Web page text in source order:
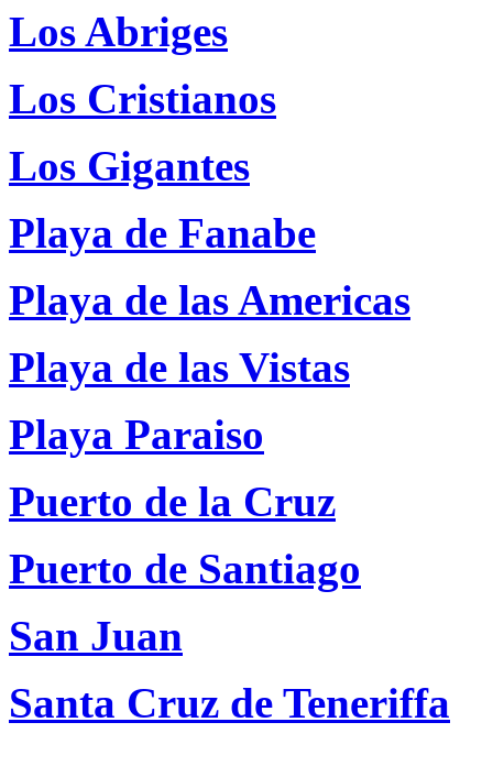
Los Abriges
Los Cristianos
Los Gigantes
Playa de Fanabe
Playa de las Americas
Playa de las Vistas
Playa Paraiso
Puerto de la Cruz
Puerto de Santiago
San Juan
Santa Cruz de Teneriffa